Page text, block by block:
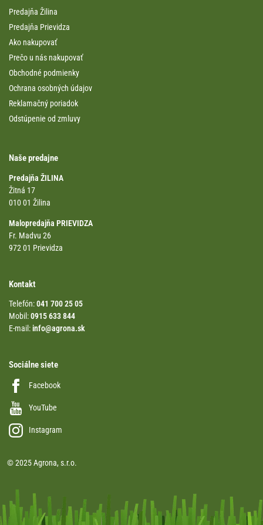
Predajňa Žilina
Predajňa Prievidza
Ako nakupovať
Prečo u nás nakupovať
Obchodné podmienky
Ochrana osobných údajov
Reklamačný poriadok
Odstúpenie od zmluvy
Naše predajne
Predajňa ŽILINA
Žitná 17
010 01 Žilina
Malopredajňa PRIEVIDZA
Fr. Madvu 26
972 01 Prievidza
Kontakt
Telefón:041 700 25 05
Mobil:0915 633 844
E-mail:info@agrona.sk
Sociálne siete
Facebook
YouTube
Instagram
© 2025 Agrona, s.r.o.